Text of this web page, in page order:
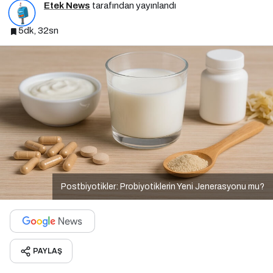
Etek News tarafından yayınlandı
5dk, 32sn
Postbiyotikler: Probiyotiklerin Yeni Jenerasyonu mu?
PAYLAŞ